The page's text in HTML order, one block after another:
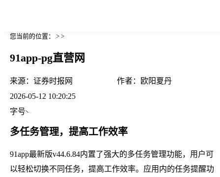
您当前的位置： > >
91app-pg直营网
来源： 证券时报网 作者：
欧阳夏丹
2026-05-12 10:20:25
字号
多任务管理，提高工作效率
91app最新版v44.6.84内置了强大的多任务管理功能，用户可
以轻松切换不同任务，提高工作效率。应用内的任务提醒功